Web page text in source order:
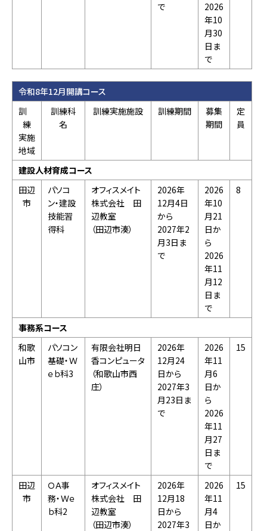
で
2026
年10
月30
日ま
で
令和8年12月開講コース
訓
練
実施
地域
訓練科
名
訓練実施施設 訓練期間
募集
期間
定
員
建設人材育成コース
田辺
市
パソコ
ン・建設
技能習
得科
オフィスメイト
株式会社 田
辺教室
（田辺市湊）
2026年
12月4日
から
2027年2
月3日ま
で
2026
年10
月21
日か
ら
2026
年11
月12
日ま
で
8
事務系コース
和歌
山市
パソコン
基礎・Ｗ
ｅｂ科3
有限会社明日
香コンピュータ
（和歌山市西
庄）
2026年
12月24
日から
2027年3
月23日ま
で
2026
年11
月6
日か
ら
2026
年11
月27
日ま
で
15
田辺
市
ＯＡ事
務・Ｗｅ
ｂ科2
オフィスメイト
株式会社 田
辺教室
（田辺市湊）
2026年
12月18
日から
2027年3
2026
年11
月4
日か
15